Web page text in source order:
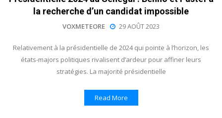
la recherche d’un candidat impossible
VOXMETEORE 29 AOÛT 2023
Relativement à la présidentielle de 2024 qui pointe à l’horizon, les
états-majors politiques rivalisent d’ardeur pour affiner leurs
stratégies. La majorité présidentielle
Read More